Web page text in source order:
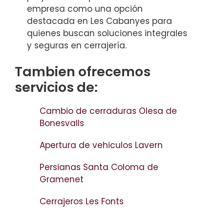
empresa como una opción
destacada en Les Cabanyes para
quienes buscan soluciones integrales
y seguras en cerrajería.
Tambien ofrecemos
servicios de:
Cambio de cerraduras Olesa de
Bonesvalls
Apertura de vehiculos Lavern
Persianas Santa Coloma de
Gramenet
Cerrajeros Les Fonts